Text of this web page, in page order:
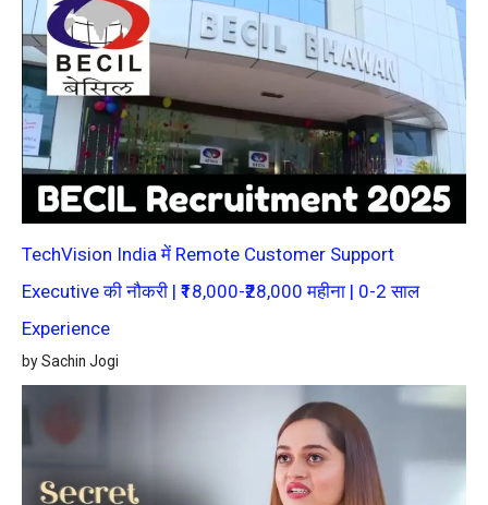
TechVision India में Remote Customer Support
Executive की नौकरी | ₹18,000-₹28,000 महीना | 0-2 साल
Experience
by Sachin Jogi